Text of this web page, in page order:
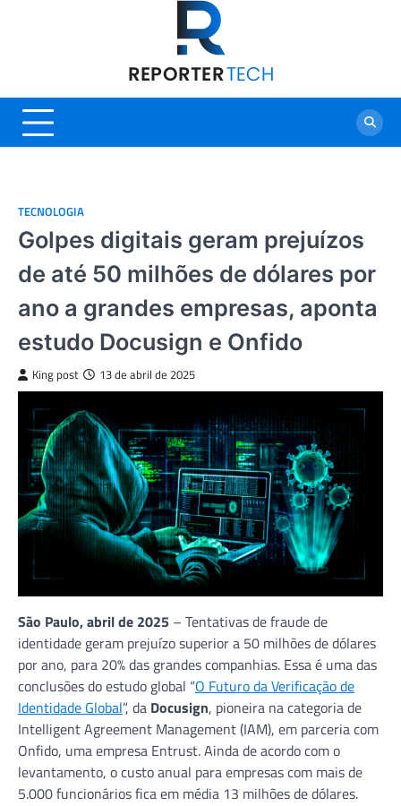
TECNOLOGIA
Golpes digitais geram prejuízos
de até 50 milhões de dólares por
ano a grandes empresas, aponta
estudo Docusign e Onfido
King post 13 de abril de 2025
São Paulo, abril de 2025 – Tentativas de fraude de
identidade geram prejuízo superior a 50 milhões de dólares
por ano, para 20% das grandes companhias. Essa é uma das
conclusões do estudo global “O Futuro da Verificação de
Identidade Global”, da Docusign, pioneira na categoria de
Intelligent Agreement Management (IAM), em parceria com
Onfido, uma empresa Entrust. Ainda de acordo com o
levantamento, o custo anual para empresas com mais de
5.000 funcionários fica em média 13 milhões de dólares.